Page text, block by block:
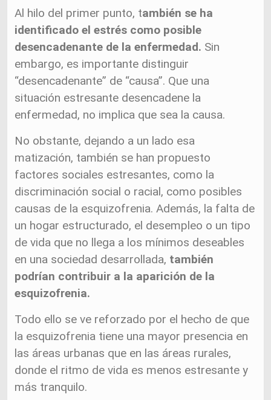
Al hilo del primer punto, también se ha
identificado el estrés como posible
desencadenante de la enfermedad. Sin
embargo, es importante distinguir
“desencadenante” de “causa”. Que una
situación estresante desencadene la
enfermedad, no implica que sea la causa.
No obstante, dejando a un lado esa
matización, también se han propuesto
factores sociales estresantes, como la
discriminación social o racial, como posibles
causas de la esquizofrenia. Además, la falta de
un hogar estructurado, el desempleo o un tipo
de vida que no llega a los mínimos deseables
en una sociedad desarrollada, también
podrían contribuir a la aparición de la
esquizofrenia.
Todo ello se ve reforzado por el hecho de que
la esquizofrenia tiene una mayor presencia en
las áreas urbanas que en las áreas rurales,
donde el ritmo de vida es menos estresante y
más tranquilo.